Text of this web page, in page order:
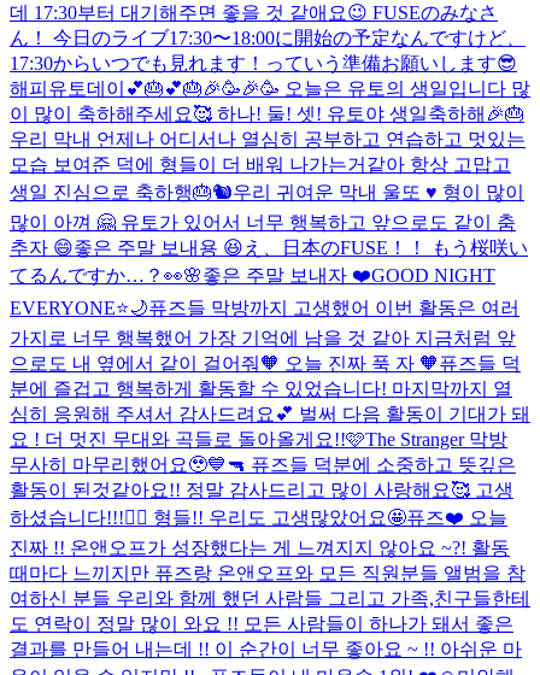
데 17:30부터 대기해주면 좋을 것 같애요😉 FUSEのみなさ
ん！ 今日のライブ17:30〜18:00に開始の予定なんですけど、
17:30からいつでも見れます！っていう準備お願いします😎
해피유토데이💕🎂💕🎂🎉🥳🎉🥳 오늘은 유토의 생일입니다 많
이 많이 축하해주세요🥰 하나! 둘! 셋! 유토야 생일축하해🎉🎂
우리 막내 언제나 어디서나 열심히 공부하고 연습하고 멋있는
모습 보여준 덕에 형들이 더 배워 나가는거같아 항상 고맙고
생일 진심으로 축하행🎂🐿️우리 귀여운 막내 울또 ♥️ 형이 많이
많이 아껴 🤗 유토가 있어서 너무 행복하고 앞으로도 같이 춤
추자 😄좋은 주말 보내용 😆 え、日本のFUSE！！ もう桜咲い
てるんですか…？👀🌸좋은 주말 보내자 ❤️GOOD NIGHT
EVERYONE⭐️🌙퓨즈들 막방까지 고생했어 이번 활동은 여러
가지로 너무 행복했어 가장 기억에 남을 것 같아 지금처럼 앞
으로도 내 옆에서 같이 걸어줘🧡 오늘 진짜 푹 자 🧡퓨즈들 덕
분에 즐겁고 행복하게 활동할 수 있었습니다! 마지막까지 열
심히 응원해 주셔서 감사드려요💕 벌써 다음 활동이 기대가 돼
요 ! 더 멋진 무대와 곡들로 돌아올게요!!🩷The Stranger 막방
무사히 마무리했어요🥹💙🔫 퓨즈들 덕분에 소중하고 뜻깊은
활동이 된것같아요!! 정말 감사드리고 많이 사랑해요🥰 고생
하셨습니다!!!❤️‍🔥 형들!! 우리도 고생많았어요🤩퓨즈❤️ 오늘
진짜 !! 온앤오프가 성장했다는 게 느껴지지 않아요 ~?! 활동
때마다 느끼지만 퓨즈랑 온앤오프와 모든 직원분들 앨범을 참
여하신 분들 우리와 함께 했던 사람들 그리고 가족,친구들한테
도 연락이 정말 많이 와요 !! 모든 사람들이 하나가 돼서 좋은
결과를 만들어 내는데 !! 이 순간이 너무 좋아요 ~ !! 아쉬운 마